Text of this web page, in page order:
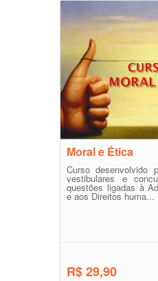
Moral e Ética
Curso desenvolvido
vestibulares e
questões ligadas à
e aos Direitos huma...
R$ 29,90